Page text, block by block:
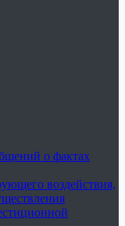
о фактах
воздействия,